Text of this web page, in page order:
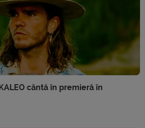
cântă în premieră în